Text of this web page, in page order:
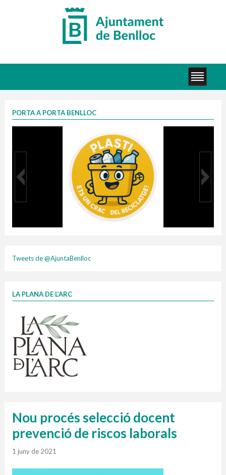
PORTA A PORTA BENLLOC
1 contenidors intel·ligents
Finançat per la Unió Europea – NextGenerationEU
Tweets de @AjuntaBenlloc
LA PLANA DE L’ARC
Nou procés selecció docent
prevenció de riscos laborals
1 juny de 2021